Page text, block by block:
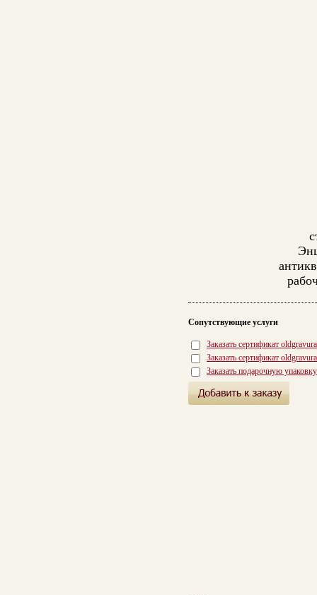
Сопутствующие услуги
Заказать сертификат
Заказать сертификат
Заказать подарочную